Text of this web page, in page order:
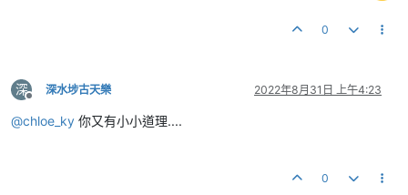
0
深
離線
深水埗古天樂 2022年8月31日 上午4:23
@chloe_ky 你又有小小道理....
0